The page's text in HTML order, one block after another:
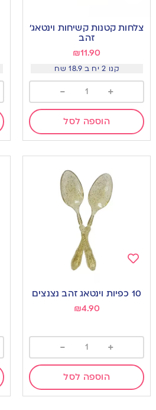
to
wishlist
צלחות קטנות קשיחות וינטאג׳
זהב
₪11.90
קנו 2 יח ב 18.9 שח
+
-
הוספה לסל
to
10 כפיות וינטאג זהב נצנצים
₪4.90
+
-
הוספה לסל